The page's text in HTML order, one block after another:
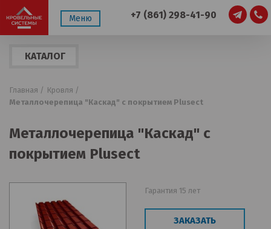
Меню +7 (861) 298-41-90
КАТАЛОГ
Главная / Кровля /
Металлочерепица "Каскад" с покрытием Plusect
Металлочерепица "Каскад" с
покрытием Plusect
Гарантия 15 лет
ЗАКАЗАТЬ